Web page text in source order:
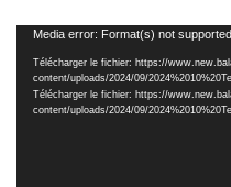
Lecteur
vidéo
Media error: Format(s) not
Télécharger le fichier: https://
content/uploads/2024/09/
Télécharger le fichier: https://
content/uploads/2024/09/